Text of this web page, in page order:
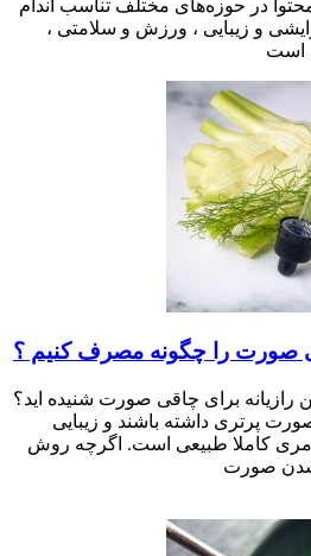
محتوا در حوزه‌های مختلف تناسب اندام
و زیبایی ، ورزش و سلامتی ،
است
صورت را چگونه مصرف کنیم ؟
رازیانه برای چاقی صورت شنیده اید؟
پرتری داشته باشند و زیبایی
کاملا طبیعی است. اگرچه روش
شدن صورت